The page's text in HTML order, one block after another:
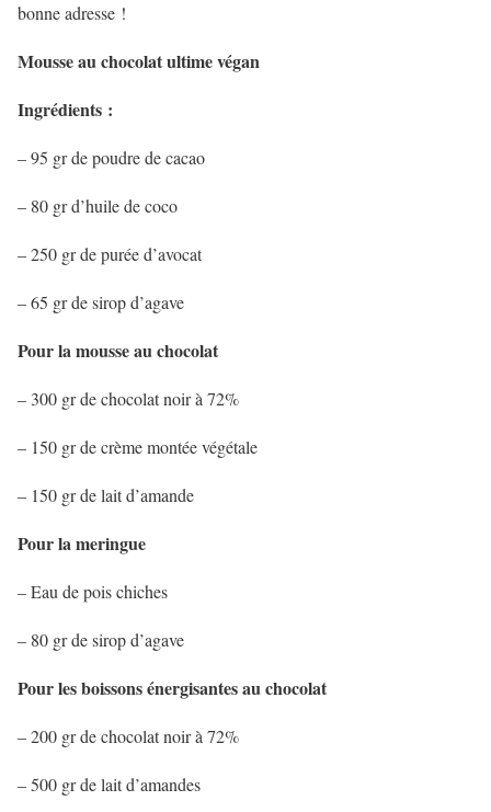
bonne adresse !
Mousse au chocolat ultime végan
Ingrédients :
– 95 gr de poudre de cacao
– 80 gr d’huile de coco
– 250 gr de purée d’avocat
– 65 gr de sirop d’agave
Pour la mousse au chocolat
– 300 gr de chocolat noir à 72%
– 150 gr de crème montée végétale
– 150 gr de lait d’amande
Pour la meringue
– Eau de pois chiches
– 80 gr de sirop d’agave
Pour les boissons énergisantes au chocolat
– 200 gr de chocolat noir à 72%
– 500 gr de lait d’amandes